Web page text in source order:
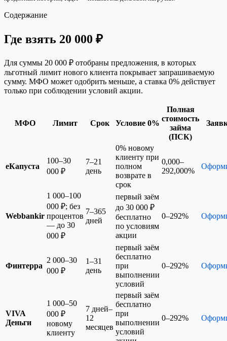
Содержание
Где взять 20 000 ₽
Для суммы 20 000 ₽ отобраны предложения, в которых
льготный лимит нового клиента покрывает запрашиваемую
сумму. МФО может одобрить меньше, а ставка 0% действует
только при соблюдении условий акции.
МФО Лимит Срок Условие 0%
Полная
стоимость
займа
(ПСК)
еКапуста
100–30
000 ₽
7–21
день
0% новому
клиенту при
полном
возврате в
срок
0,000–
292,000%
Webbankir
1 000–100
000 ₽; без
процентов
— до 30
000 ₽
7–365
дней
первый заём
до 30 000 ₽
бесплатно
по условиям
акции
0–292%
Финтерра
2 000–30
000 ₽
1–31
день
первый заём
бесплатно
при
выполнении
условий
0–292%
VIVA
Деньги
1 000–50
000 ₽
новому
клиенту
7 дней–
12
месяцев
первый заём
бесплатно
при
выполнении
условий
0–292%